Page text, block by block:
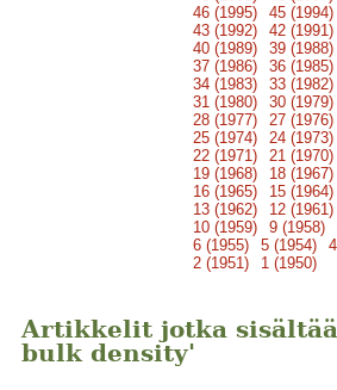
46 (1995)
45 (1994)
43 (1992)
42 (1991)
40 (1989)
39 (1988)
37 (1986)
36 (1985)
34 (1983)
33 (1982)
31 (1980)
30 (1979)
28 (1977)
27 (1976)
25 (1974)
24 (1973)
22 (1971)
21 (1970)
19 (1968)
18 (1967)
16 (1965)
15 (1964)
13 (1962)
12 (1961)
10 (1959)
9 (1958)
6 (1955)
5 (1954)
2 (1951)
1 (1950)
Artikkelit jotka
bulk density'